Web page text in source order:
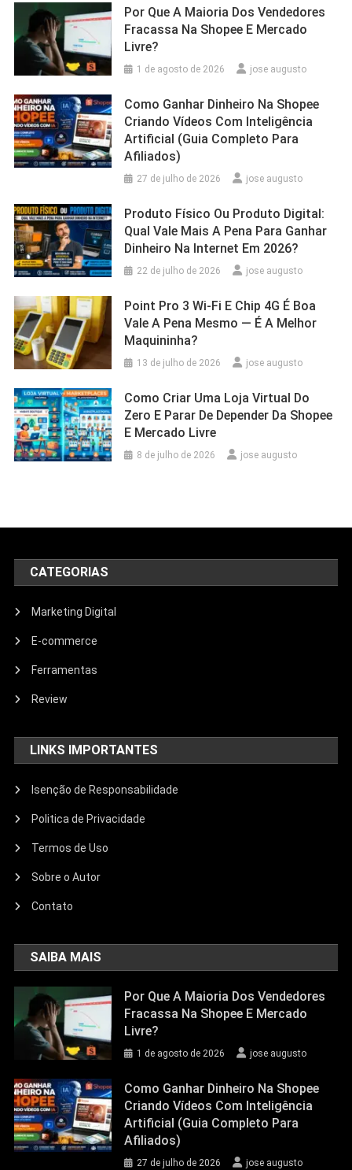
Por Que A Maioria Dos Vendedores
Fracassa Na Shopee E Mercado
Livre?
1 de agosto de 2026 jose augusto
Como Ganhar Dinheiro Na Shopee
Criando Vídeos Com Inteligência
Artificial (Guia Completo Para
Afiliados)
27 de julho de 2026 jose augusto
Produto Físico Ou Produto Digital:
Qual Vale Mais A Pena Para Ganhar
Dinheiro Na Internet Em 2026?
22 de julho de 2026 jose augusto
Point Pro 3 Wi‑Fi E Chip 4G É Boa
Vale A Pena Mesmo — É A Melhor
Maquininha?
13 de julho de 2026 jose augusto
Como Criar Uma Loja Virtual Do
Zero E Parar De Depender Da Shopee
E Mercado Livre
8 de julho de 2026 jose augusto
CATEGORIAS
Marketing Digital
E-commerce
Ferramentas
Review
LINKS IMPORTANTES
Isenção de Responsabilidade
Politica de Privacidade
Termos de Uso
Sobre o Autor
Contato
SAIBA MAIS
Por Que A Maioria Dos Vendedores
Fracassa Na Shopee E Mercado
Livre?
1 de agosto de 2026 jose augusto
Como Ganhar Dinheiro Na Shopee
Criando Vídeos Com Inteligência
Artificial (Guia Completo Para
Afiliados)
27 de julho de 2026 jose augusto